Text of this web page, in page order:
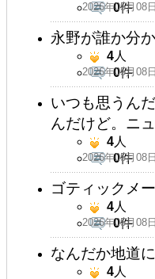
2026年05月08
0件
永野が誰か分か
2026年05月08
4人
0件
いつも思うん
んだけど。ニ
2026年05月08
4人
0件
ゴティックメ
2026年05月08
4人
0件
なんだか地道
4人